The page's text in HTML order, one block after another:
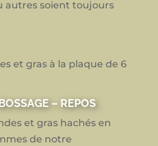
autres soient toujours
et gras à la plaque de 6
– REPOS
et gras hachés en
de notre